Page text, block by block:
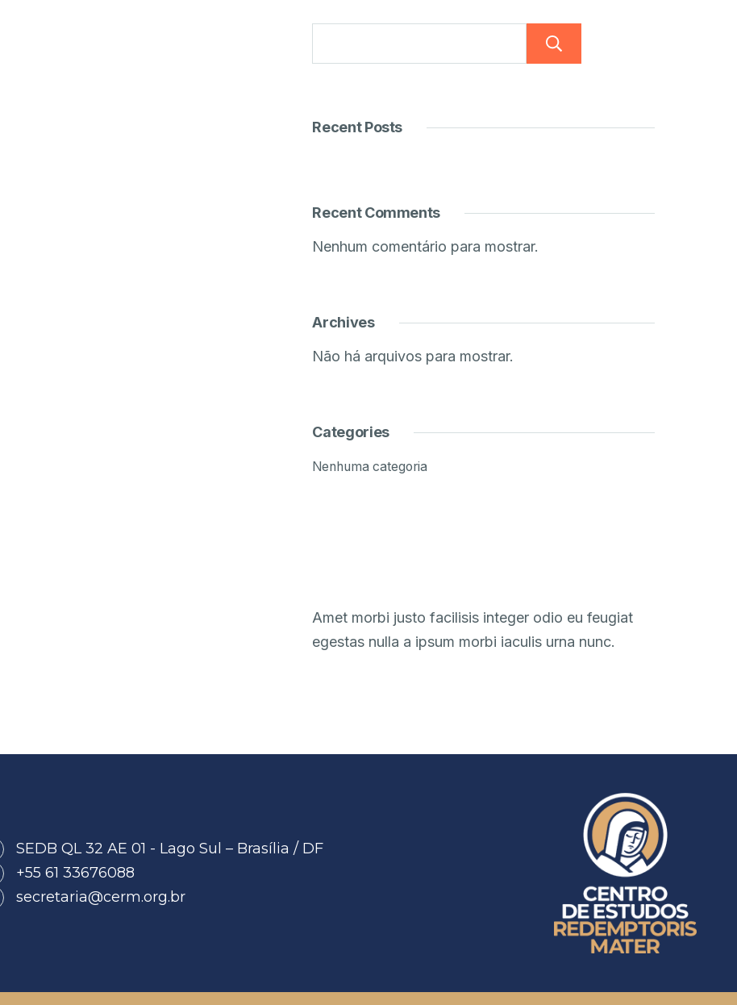
Recent Posts
Recent Comments
Nenhum comentário para mostrar.
Archives
Não há arquivos para mostrar.
Categories
Nenhuma categoria
Amet morbi justo facilisis integer odio eu feugiat
egestas nulla a ipsum morbi iaculis urna nunc.
SEDB QL 32 AE 01 - Lago Sul – Brasília / DF
+55 61 33676088
secretaria@cerm.org.br